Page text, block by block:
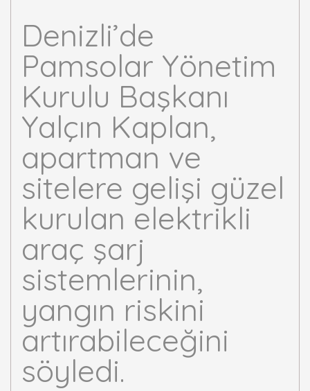
Denizli’de
Pamsolar Yönetim
Kurulu Başkanı
Yalçın Kaplan,
apartman ve
sitelere gelişi güzel
kurulan elektrikli
araç şarj
sistemlerinin,
yangın riskini
artırabileceğini
söyledi.